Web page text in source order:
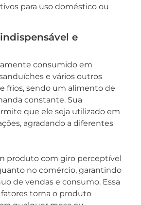
para uso doméstico ou
e
consumido em
sanduíches e vários outros
frios, sendo um alimento de
constante. Sua
que ele seja utilizado em
agradando a diferentes
produto com giro perceptível
no comércio, garantindo
de vendas e consumo. Essa
torna o produto